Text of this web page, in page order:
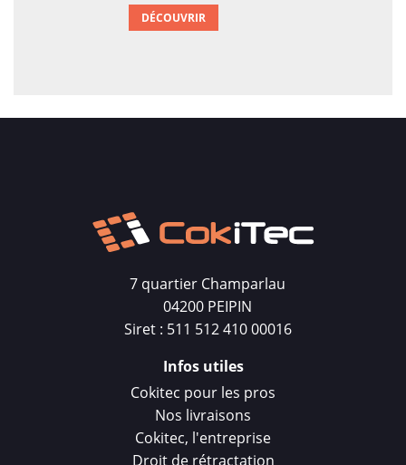
DÉCOUVRIR
7 quartier Champarlau
04200 PEIPIN
Siret : 511 512 410 00016
Infos utiles
Cokitec pour les pros
Nos livraisons
Cokitec, l'entreprise
Droit de rétractation